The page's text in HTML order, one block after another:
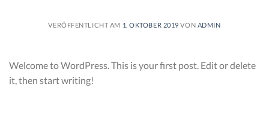
VERÖFFENTLICHT AM 1. OKTOBER 2019 VON ADMIN
Welcome to WordPress. This is your first post. Edit or delete
it, then start writing!